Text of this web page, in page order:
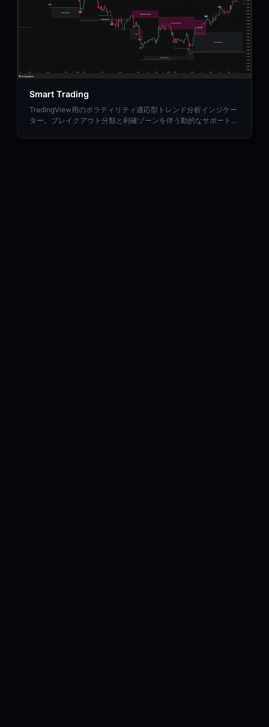
Smart Trading
TradingView用のボラティリティ適応型トレンド分析インジケー
ター。ブレイクアウト分類と利確ゾーンを伴う動的なサポート・